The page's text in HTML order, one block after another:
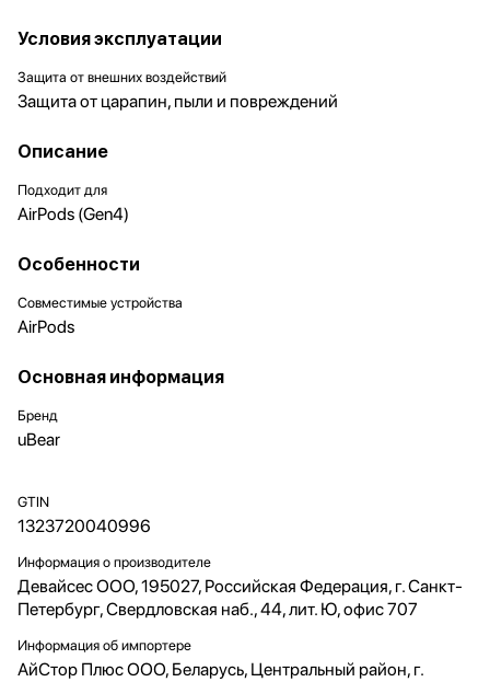
Условия эксплуатации
Защита от внешних воздействий
Защита от царапин, пыли и повреждений
Описание
Подходит для
AirPods (Gen4)
Особенности
Совместимые устройства
AirPods
Основная информация
Бренд
uBear
GTIN
1323720040996
Информация о производителе
Девайсес ООО, 195027, Российская Федерация, г. Санкт-
Петербург, Свердловская наб., 44, лит. Ю, офис 707
Информация об импортере
АйСтор Плюс ООО, Беларусь, Центральный район, г.